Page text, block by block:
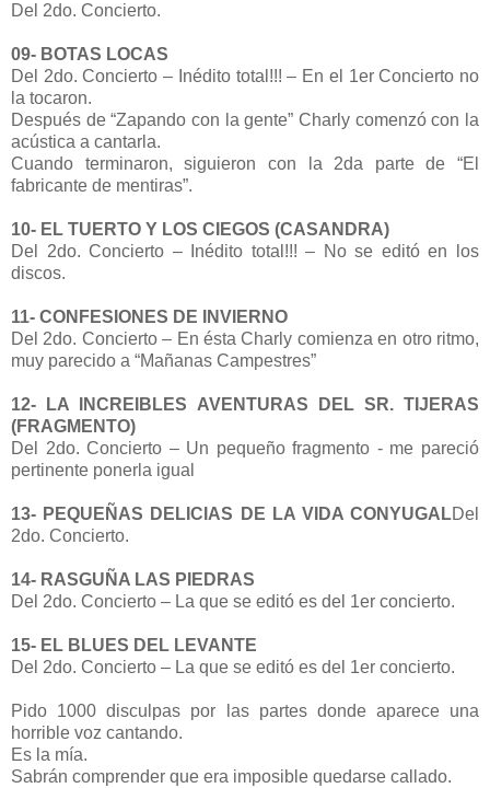
Del 2do. Concierto.
09- BOTAS LOCAS
Del 2do. Concierto – Inédito total!!! – En el 1er Concierto no
la tocaron.
Después de “Zapando con la gente” Charly comenzó con la
acústica a cantarla.
Cuando terminaron, siguieron con la 2da parte de “El
fabricante de mentiras”.
10- EL TUERTO Y LOS CIEGOS (CASANDRA)
Del 2do. Concierto – Inédito total!!! – No se editó en los
discos.
11- CONFESIONES DE INVIERNO
Del 2do. Concierto – En ésta Charly comienza en otro ritmo,
muy parecido a “Mañanas Campestres”
12- LA INCREIBLES AVENTURAS DEL SR. TIJERAS
(FRAGMENTO)
Del 2do. Concierto – Un pequeño fragmento - me pareció
pertinente ponerla igual
13- PEQUEÑAS DELICIAS DE LA VIDA CONYUGALDel
2do. Concierto.
14- RASGUÑA LAS PIEDRAS
Del 2do. Concierto – La que se editó es del 1er concierto.
15- EL BLUES DEL LEVANTE
Del 2do. Concierto – La que se editó es del 1er concierto.
Pido 1000 disculpas por las partes donde aparece una
horrible voz cantando.
Es la mía.
Sabrán comprender que era imposible quedarse callado.